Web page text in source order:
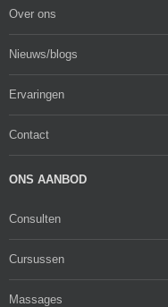
Over ons
Nieuws/blogs
Ervaringen
Contact
ONS AANBOD
Consulten
Cursussen
Massages